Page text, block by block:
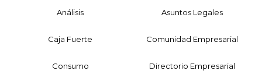
Análisis Asuntos Legales
Caja Fuerte Comunidad Empresarial
Consumo Directorio Empresarial